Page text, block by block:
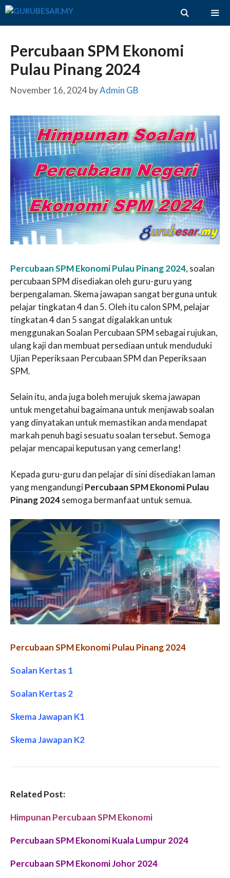
Skip
Percubaan SPM Ekonomi
Pulau Pinang 2024
November 16, 2024byAdmin GB
Percubaan SPM Ekonomi Pulau Pinang 2024, soalan
percubaan SPM disediakan oleh guru-guru yang
berpengalaman. Skema jawapan sangat berguna untuk
pelajar tingkatan 4 dan 5. Oleh itu calon SPM, pelajar
tingkatan 4 dan 5 sangat digalakkan untuk
menggunakan Soalan Percubaan SPM sebagai rujukan,
ulang kaji dan membuat persediaan untuk menduduki
Ujian Peperiksaan Percubaan SPM dan Peperiksaan
SPM.
Selain itu, anda juga boleh merujuk skema jawapan
untuk mengetahui bagaimana untuk menjawab soalan
yang dinyatakan untuk memastikan anda mendapat
markah penuh bagi sesuatu soalan tersebut. Semoga
pelajar mencapai keputusan yang cemerlang!
Kepada guru-guru dan pelajar di sini disediakan laman
yang mengandungiPercubaan SPM Ekonomi Pulau
Pinang 2024semoga bermanfaat untuk semua.
Percubaan SPM Ekonomi Pulau Pinang 2024
Soalan Kertas 1
Soalan Kertas 2
Skema Jawapan K1
Skema Jawapan K2
Related Post:
Himpunan Percubaan SPM Ekonomi
Percubaan SPM Ekonomi Kuala Lumpur 2024
Percubaan SPM Ekonomi Johor 2024